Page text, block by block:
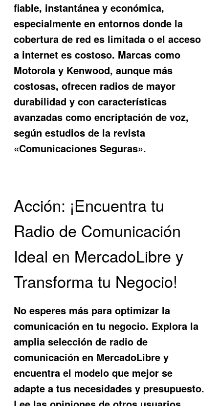
fiable, instantánea y económica,
especialmente en entornos donde la
cobertura de red es limitada o el acceso
a internet es costoso. Marcas como
Motorola y Kenwood, aunque más
costosas, ofrecen radios de mayor
durabilidad y con características
avanzadas como encriptación de voz,
según estudios de la revista
«Comunicaciones Seguras».
Acción: ¡Encuentra tu
Radio de Comunicación
Ideal en MercadoLibre y
Transforma tu Negocio!
No esperes más para optimizar la
comunicación en tu negocio. Explora la
amplia selección de radio de
comunicación en MercadoLibre y
encuentra el modelo que mejor se
adapte a tus necesidades y presupuesto.